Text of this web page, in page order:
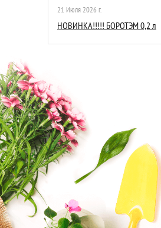
21 Июля 2026 г.
НОВИНКА!!!!! БОРОТЭМ 0,2 л